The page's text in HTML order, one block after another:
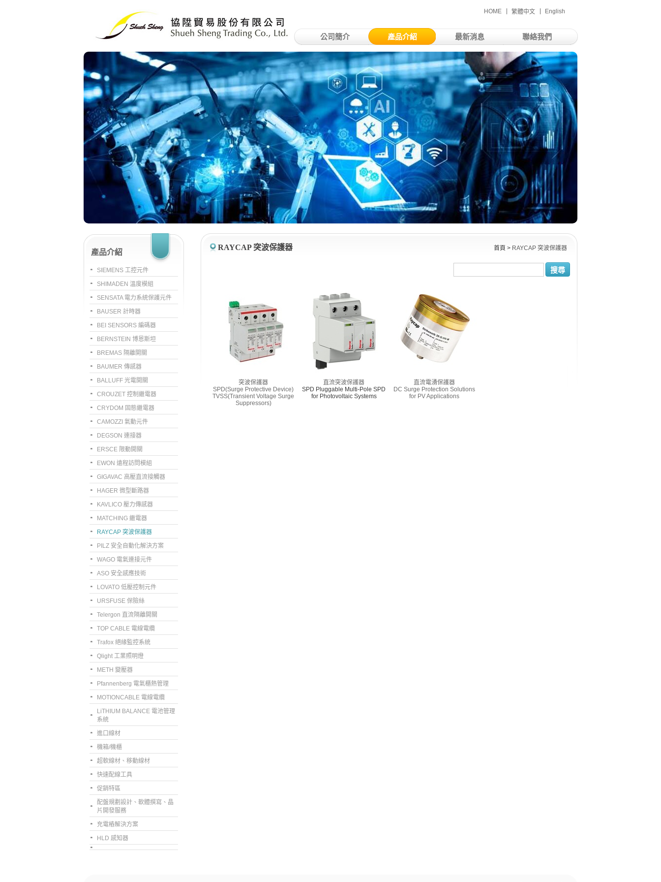
HOME 繁體中文 English
公司簡介 產品介紹 最新消息 聯絡我們
產品介紹
SIEMENS 工控元件
SHIMADEN 溫度模組
SENSATA 電力系統保護元件
BAUSER 計時器
BEI SENSORS 編碼器
BERNSTEIN 博恩斯坦
BREMAS 隔離開關
BAUMER 傳感器
BALLUFF 光電開關
CROUZET 控制繼電器
CRYDOM 固態繼電器
CAMOZZI 氣動元件
DEGSON 連接器
ERSCE 限動開關
EWON 遠程訪問模組
GIGAVAC 高壓直流接觸器
HAGER 微型斷路器
KAVLICO 壓力傳感器
MATCHING 繼電器
RAYCAP 突波保護器
PILZ 安全自動化解決方案
WAGO 電氣連接元件
ASO 安全感應技術
LOVATO 低壓控制元件
URSFUSE 保險絲
Telergon 直流隔離開關
TOP CABLE 電線電纜
Trafox 絕緣監控系統
Qlight 工業照明燈
METH 變壓器
Pfannenberg 電氣櫃熱管理
MOTIONCABLE 電線電纜
LiTHIUM BALANCE 電池管理
系統
進口線材
機箱/機櫃
超軟線材、移動線材
快速配線工具
促銷特區
配盤規劃設計、軟體撰寫、晶
片開發服務
充電樁解決方案
HLD 感知器
RAYCAP 突波保護器 首頁 > RAYCAP 突波保護器
搜尋
突波保護器
SPD(Surge Protective Device)
TVSS(Transient Voltage Surge
Suppressors)
直流突波保護器
SPD Pluggable Multi-Pole SPD
for Photovoltaic Systems
直流電湧保護器
DC Surge Protection Solutions
for PV Applications